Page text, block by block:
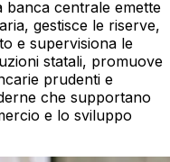
banca centrale emette
gestisce le riserve,
e supervisiona le
statali, promuove
prudenti e
che supportano
e lo sviluppo